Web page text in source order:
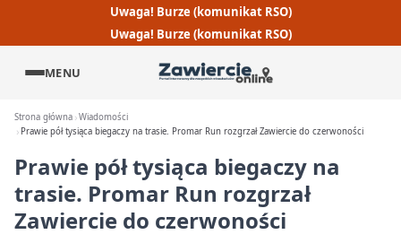
Uwaga! Burze (komunikat RSO)
Uwaga! Burze (komunikat RSO)
MENU
Strona główna Wiadomości
Prawie pół tysiąca biegaczy na trasie. Promar Run rozgrzał Zawiercie do czerwoności
Prawie pół tysiąca biegaczy na
trasie. Promar Run rozgrzał
Zawiercie do czerwoności